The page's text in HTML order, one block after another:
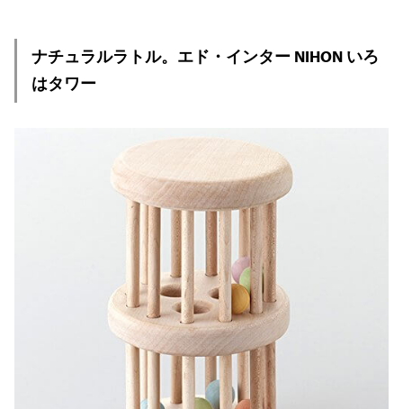
ナチュラルラトル。エド・インター NIHON いろ
はタワー